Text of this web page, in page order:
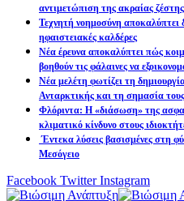
αντιμετώπιση της ακραίας
Τεχνητή νοημοσύνη αποκαλύπτει
ηφαιστειακές καλδέρες
Νέα έρευνα αποκαλύπτει πώς
βοηθούν τις φάλαινες να
Νέα μελέτη φωτίζει τη
Ανταρκτικής και τη σημασία
Φλόριντα: Η «διάσωση» της
κλιματικό κίνδυνο στους
Έντεκα λύσεις βασισμένες στη
Μεσόγειο
Facebook Twitter Instagram